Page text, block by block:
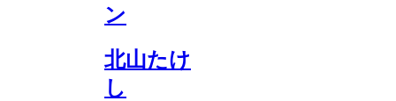
ン
北山たけ
し